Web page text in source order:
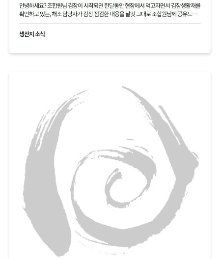
안녕하세요? 조합원님 김장이 시작되면 한달동안 현장에서 먹고자면서 김장생활재를
확인하고 있는, 채소 담당자가 김장 점검한 내용을 날것 그대로 조합원님께 공유드립
니다 .
생산지 소식